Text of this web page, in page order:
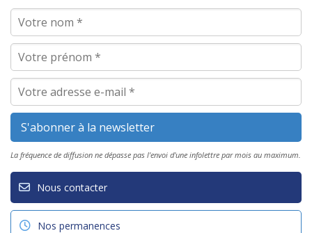
La fréquence de diffusion ne dépasse pas l'envoi d'une infolettre par mois au maximum.
Nous contacter
Nos permanences